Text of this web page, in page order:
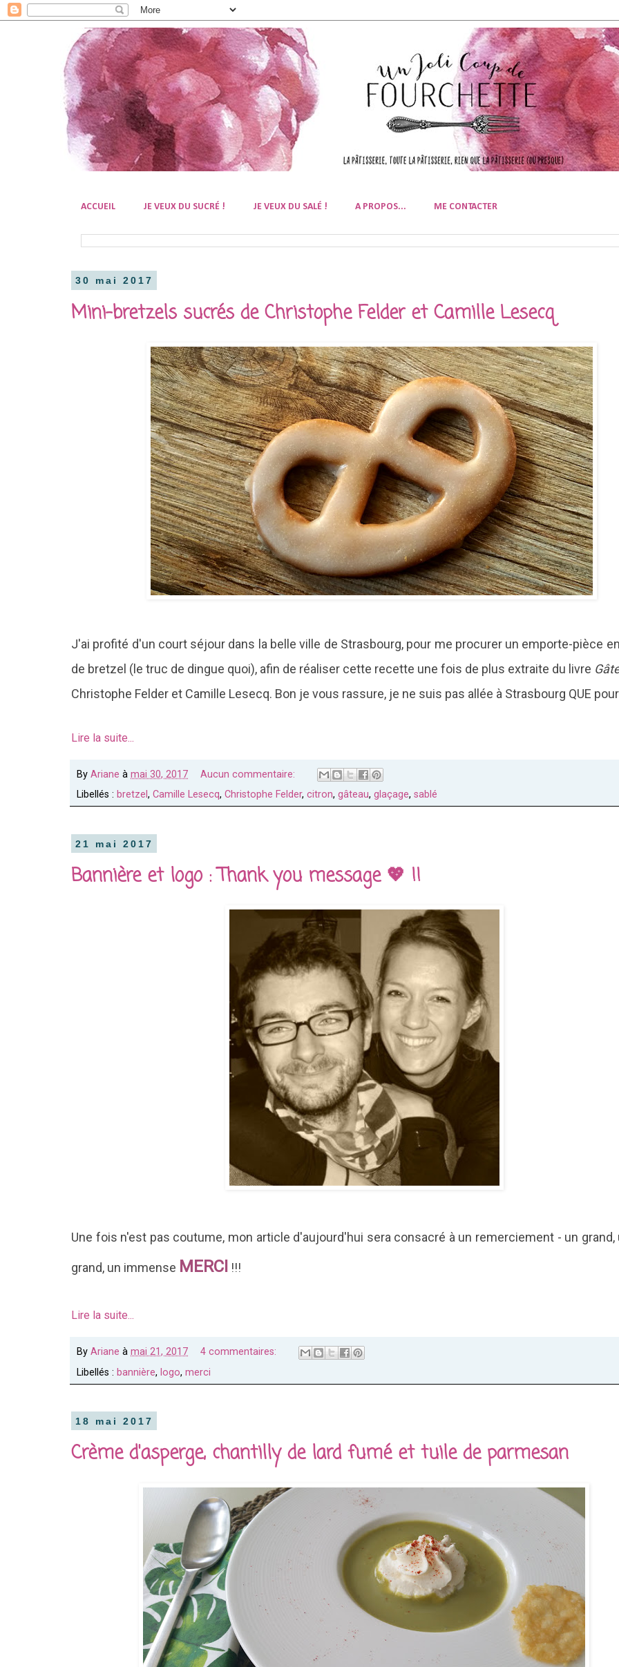
ACCUEIL JE VEUX DU SUCRÉ ! JE VEUX DU SALÉ ! A PROPOS... ME CONTACTER
30 mai 2017
Mini-bretzels sucrés de Christophe Felder et Camille Lesecq
J'ai profité d'un court séjour dans la belle ville de Strasbourg, pour me procurer un emporte-pièce
de bretzel (le truc de dingue quoi), afin de réaliser cette recette une fois de plus extraite du livre
Christophe Felder et Camille Lesecq. Bon je vous rassure, je ne suis pas allée à Strasbourg QUE
Lire la suite...
By Ariane à mai 30, 2017
Aucun commentaire:
Libellés : bretzel , Camille Lesecq, Christophe Felder, citron, gâteau, glaçage, sablé
21 mai 2017
Bannière et logo : Thank you message 💖 !!
Une fois n'est pas coutume, mon article d'aujourd'hui sera consacré à un remerciement - un grand,
grand, un immense MERCI !!!
Lire la suite...
By Ariane à mai 21, 2017
4 commentaires:
Libellés : bannière, logo, merci
18 mai 2017
Crème d'asperge, chantilly de lard fumé et tuile de parmesan